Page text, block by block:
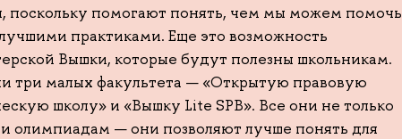
поскольку помогают понять, чем мы можем помочь
практиками. Еще это возможность
Вышки, которые будут полезны школьникам.
три малых факультета — «Открытую правовую
школу» и «Вышку Lite SPB». Все они не только
олимпиадам — они позволяют лучше понять для